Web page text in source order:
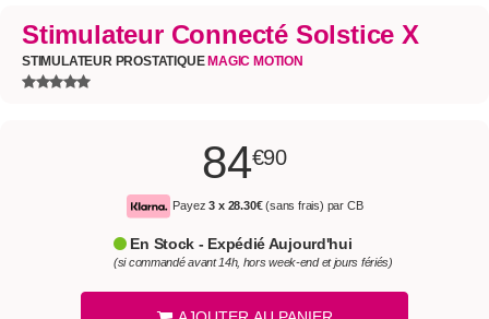
Stimulateur Connecté Solstice X
STIMULATEUR PROSTATIQUE MAGIC MOTION
84€90
Payez3 x 28.30€(sans frais) par CB
En Stock - Expédié Aujourd'hui
(si commandé avant 14h, hors week-end et jours fériés)